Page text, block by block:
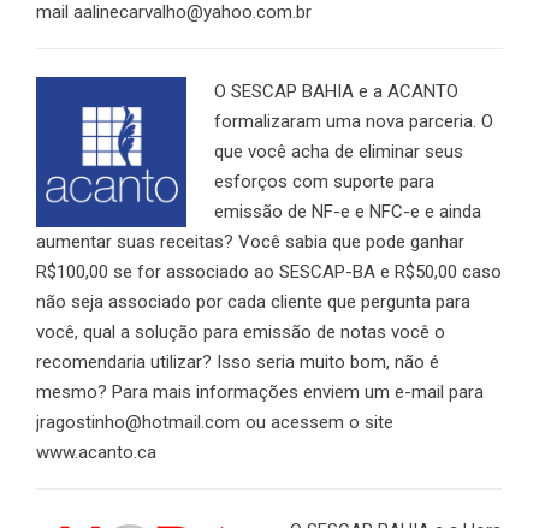
mail aalinecarvalho@yahoo.com.br
O SESCAP BAHIA e a ACANTO
formalizaram uma nova parceria. O
que você acha de eliminar seus
esforços com suporte para
emissão de NF-e e NFC-e e ainda
aumentar suas receitas? Você sabia que pode ganhar
R$100,00 se for associado ao SESCAP-BA e R$50,00 caso
não seja associado por cada cliente que pergunta para
você, qual a solução para emissão de notas você o
recomendaria utilizar? Isso seria muito bom, não é
mesmo? Para mais informações enviem um e-mail para
jragostinho@hotmail.com ou acessem o site
www.acanto.ca